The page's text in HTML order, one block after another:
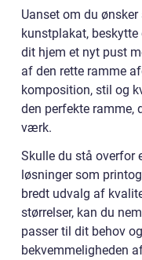
Uanset om du
kunstplakat,
dit hjem et nyt pust
af den rette ramme
komposition, stil og
den perfekte ramme,
værk.
Skulle du stå overfor
løsninger som
bredt udvalg af
størrelser, kan du
passer til dit behov
bekvemmeligheden